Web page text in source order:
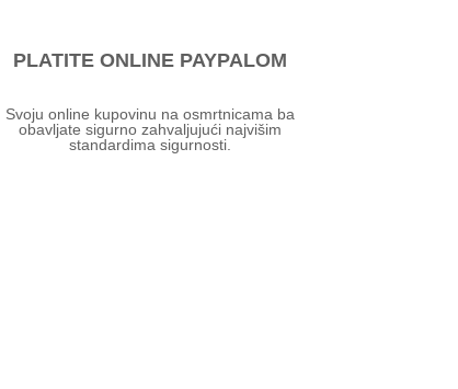
PLATITE ONLINE PAYPALOM
Svoju online kupovinu na osmrtnicama ba
obavljate sigurno zahvaljujući najvišim
standardima sigurnosti.